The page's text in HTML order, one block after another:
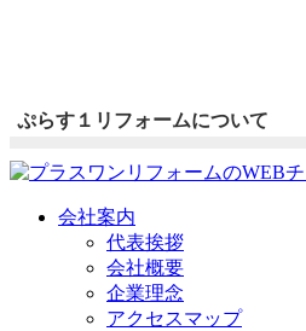
ぷらす１リフォームについて
会社案内
代表挨拶
会社概要
企業理念
アクセスマップ